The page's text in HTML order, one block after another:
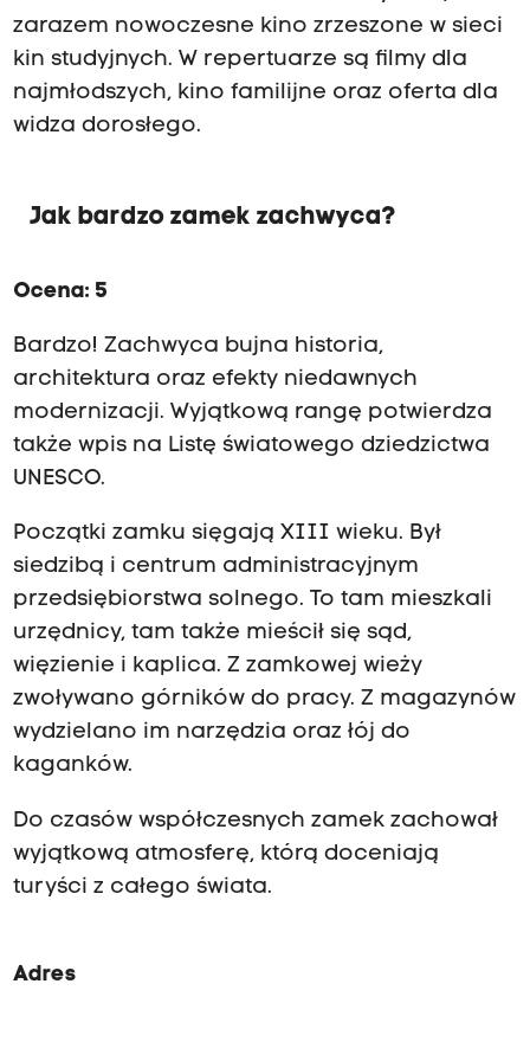
ń
g
ó
r
n
o
V
I
I
o
X
w
i
e
k
,
a
a
k
ż
h
i
s
i
zarazem nowoczesne kino zrzeszone w sieci
kin studyjnych. W repertuarze są filmy dla
najmłodszych, kino familijne oraz oferta dla
widza dorosłego.
Jak bardzo zamek zachwyca?
Ocena: 5
Bardzo! Zachwyca bujna historia,
architektura oraz efekty niedawnych
modernizacji. Wyjątkową rangę potwierdza
także wpis na Listę światowego dziedzictwa
UNESCO.
Początki zamku sięgają XIII wieku. Był
siedzibą i centrum administracyjnym
przedsiębiorstwa solnego. To tam mieszkali
urzędnicy, tam także mieścił się sąd,
więzienie i kaplica. Z zamkowej wieży
zwoływano górników do pracy. Z magazynów
wydzielano im narzędzia oraz łój do
kaganków.
Do czasów współczesnych zamek zachował
wyjątkową atmosferę, którą doceniają
turyści z całego świata.
Adres